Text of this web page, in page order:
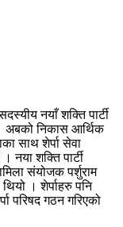
नयाँ शक्ति पार्टी
अबको निकास आर्थिक
साथ शेर्पा सेवा
नया शक्ति पार्टी
संयोजक पर्शुराम
। शेर्पाहरु पनि
परिषद गठन गरिएको